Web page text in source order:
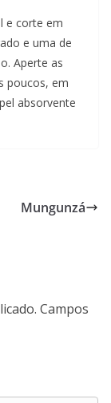
e corte em
e uma de
Aperte as
poucos, em
absorvente
Mungunzá
Campos